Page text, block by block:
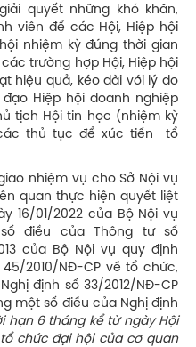
quyết những khó khăn,
viên để các Hội, Hiệp hội
nhiệm kỳ đúng thời gian
trường hợp Hội, Hiệp hội
hiệu quả, kéo dài với lý do
Hiệp hội doanh nghiệp
tịch Hội tin học (nhiệm kỳ
thủ tục để xúc tiến tổ
nhiệm vụ cho Sở Nội vụ
quan thực hiện quyết liệt
16/01/2022 của Bộ Nội vụ
điều của Thông tư số
của Bộ Nội vụ quy định
2010/NĐ-CP về tổ chức,
định số 33/2012/NĐ-CP
một số điều của Nghị định
hạn 6 tháng kể từ ngày Hội
chức đại hội của cơ quan